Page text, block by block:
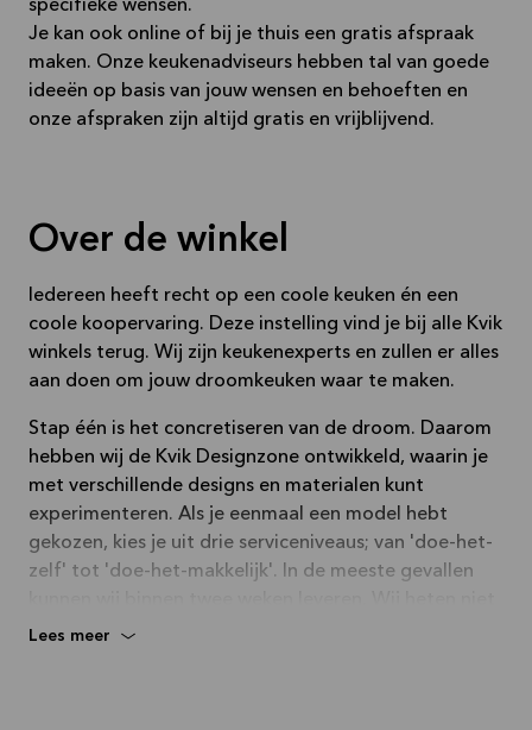
specifieke wensen.
Je kan ook online of bij je thuis een gratis afspraak
maken. Onze keukenadviseurs hebben tal van goede
ideeën op basis van jouw wensen en behoeften en
onze afspraken zijn altijd gratis en vrijblijvend.
Over de winkel
Iedereen heeft recht op een coole keuken én een
coole koopervaring. Deze instelling vind je bij alle Kvik
winkels terug. Wij zijn keukenexperts en zullen er alles
aan doen om jouw droomkeuken waar te maken.
Stap één is het concretiseren van de droom. Daarom
hebben wij de Kvik Designzone ontwikkeld, waarin je
met verschillende designs en materialen kunt
experimenteren. Als je eenmaal een model hebt
gekozen, kies je uit drie serviceniveaus; van 'doe-het-
zelf' tot 'doe-het-makkelijk'. In de meeste gevallen
voor niets Kvik.
Lees meer